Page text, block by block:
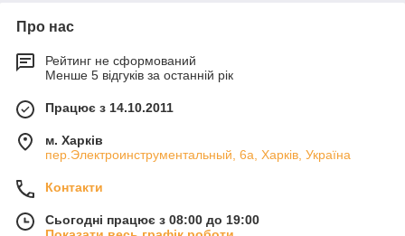
Про нас
Рейтинг не сформований
Менше 5 відгуків за останній рік
Працює з 14.10.2011
м. Харків
пер.Электроинструментальный, 6а, Харків, Україна
Контакти
Сьогодні працює з 08:00 до 19:00